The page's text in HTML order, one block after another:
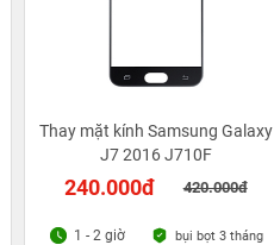
Thay mặt kính Samsung Galaxy
J7 2016 J710F
240.000đ 420.000đ
1 - 2 giờ bụi bọt 3 tháng